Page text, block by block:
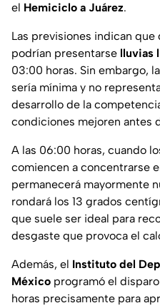
el Hemiciclo a Juárez.
Las previsiones indican
podrían presentarse lluvias
03:00 horas. Sin embargo,
sería mínima y no
desarrollo de la
condiciones mejoren antes
A las 06:00 horas, cuando
comiencen a concentrarse
permanecerá mayormente
rondará los 13 grados
que suele ser ideal para
desgaste que provoca el
Además, el Instituto del
México programó el
horas precisamente para